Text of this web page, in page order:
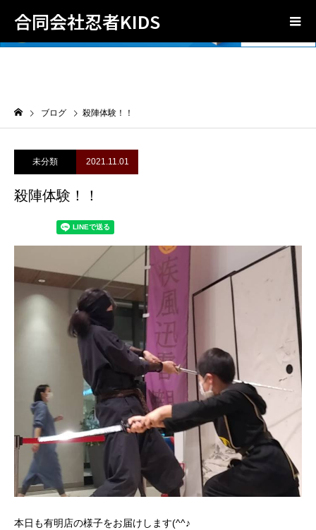
合同会社忍者KIDS
ブログ 殺陣体験！！
未分類 2021.11.01
殺陣体験！！
本日も有明店の様子をお届けします(^^♪